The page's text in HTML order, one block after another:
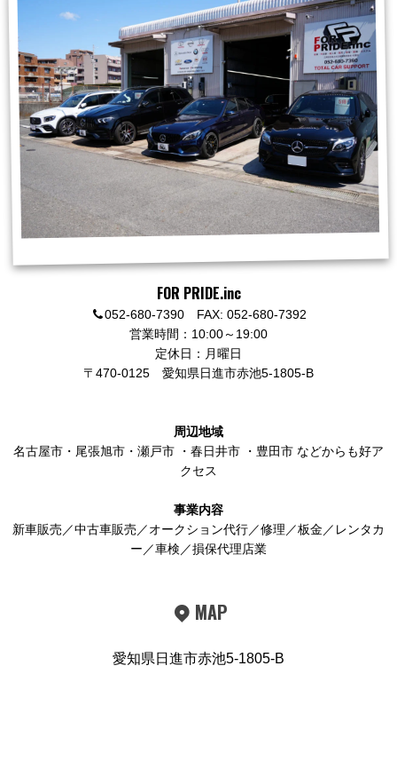
FOR PRIDE.inc
052-680-7390 FAX: 052-680-7392
営業時間：10:00～19:00
定休日：月曜日
〒470-0125 愛知県日進市赤池5-1805-B
周辺地域
名古屋市 ・ 尾張旭市 ・ 瀬戸市 ・ 春日井市 ・ 豊田市 などからも好ア
クセス
事業内容
新車販売／中古車販売／オークション代行／修理／板金／レンタカ
ー／車検／損保代理店業
MAP
愛知県日進市赤池5-1805-B